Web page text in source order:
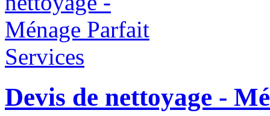
Devis de nettoyage -